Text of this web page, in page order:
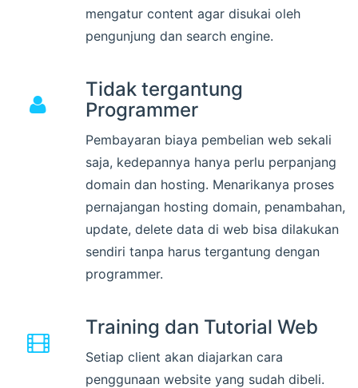
mengatur content agar disukai oleh
pengunjung dan search engine.
Tidak tergantung
Programmer
Pembayaran biaya pembelian web sekali
saja, kedepannya hanya perlu perpanjang
domain dan hosting. Menarikanya proses
pernajangan hosting domain, penambahan,
update, delete data di web bisa dilakukan
sendiri tanpa harus tergantung dengan
programmer.
Training dan Tutorial Web
Setiap client akan diajarkan cara
penggunaan website yang sudah dibeli.